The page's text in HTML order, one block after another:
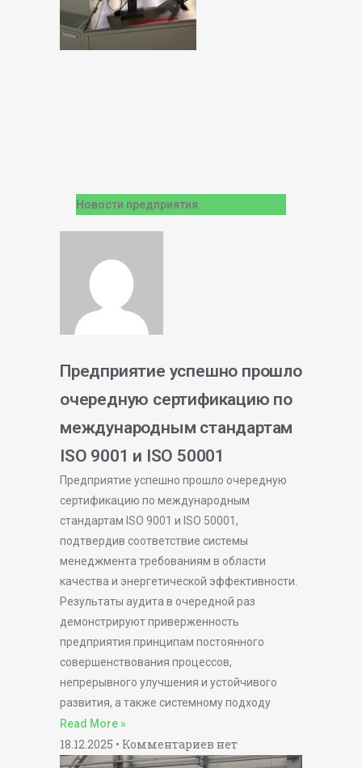
Новости предприятия
Предприятие успешно прошло
очередную сертификацию по
международным стандартам
ISO 9001 и ISO 50001
Предприятие успешно прошло очередную
сертификацию по международным
стандартам ISO 9001 и ISO 50001,
подтвердив соответствие системы
менеджмента требованиям в области
качества и энергетической эффективности.
Результаты аудита в очередной раз
демонстрируют приверженность
предприятия принципам постоянного
совершенствования процессов,
непрерывного улучшения и устойчивого
развития, а также системному подходу
Read More »
18.12.2025 Комментариев нет